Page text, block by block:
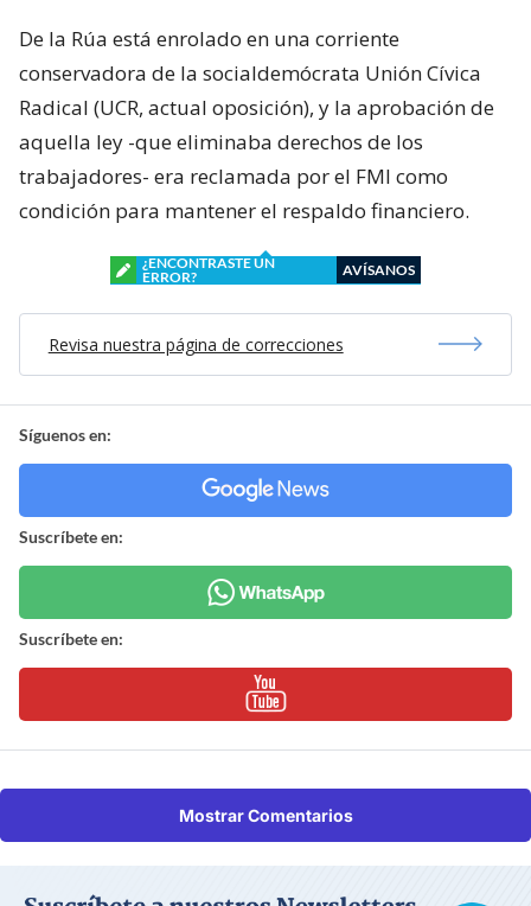
De la Rúa está enrolado en una corriente
conservadora de la socialdemócrata Unión Cívica
Radical (UCR, actual oposición), y la aprobación de
aquella ley -que eliminaba derechos de los
trabajadores- era reclamada por el FMI como
condición para mantener el respaldo financiero.
¿ENCONTRASTE UN
ERROR?
AVÍSANOS
Revisa nuestra página de correcciones
Síguenos en:
Suscríbete en:
Suscríbete en:
Mostrar Comentarios